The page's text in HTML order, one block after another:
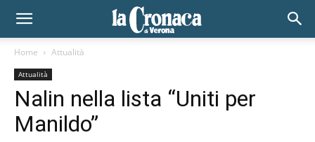
Home Attualità
Attualità
Nalin nella lista “Uniti per
Manildo”